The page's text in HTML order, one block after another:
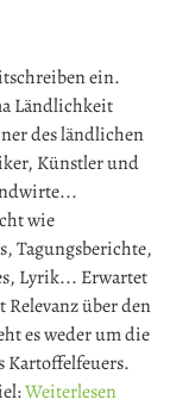
ein.
Ländlichkeit
des ländlichen
Künstler und
wie
Tagungsberichte,
Lyrik... Erwartet
über den
es weder um die
Kartoffelfeuers.
Weiterlesen